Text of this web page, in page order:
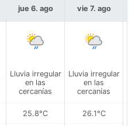
jue 6. ago
Lluvia irregular
en las
cercanías
25.8°C
vie 7. ago
Lluvia irregular
en las
cercanías
26.1°C